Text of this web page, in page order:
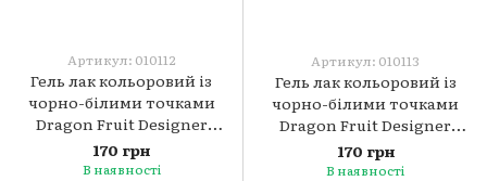
Артикул: 010112
Гель лак кольоровий із
чорно-білими точками
Dragon Fruit Designer
Professional 9мл. №502
170 грн
В наявності
Артикул: 010113
Гель лак кольоровий із
чорно-білими точками
Dragon Fruit Designer
Professional 9мл. №503
170 грн
В наявності